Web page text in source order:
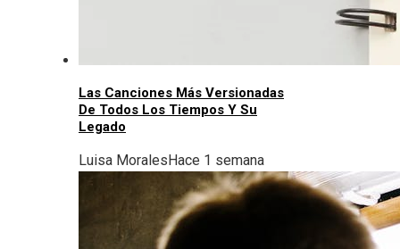
Las Canciones Más Versionadas
De Todos Los Tiempos Y Su
Legado
Luisa MoralesHace 1 semana